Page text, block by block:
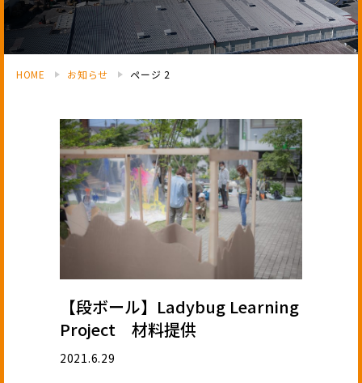
HOME お知らせ ページ 2
【段ボール】Ladybug Learning
Project 材料提供
2021.6.29